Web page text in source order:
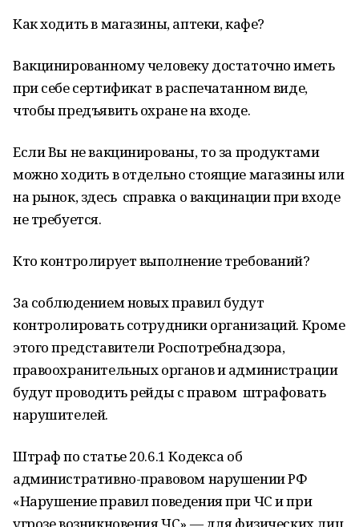
Как ходить в магазины, аптеки, кафе?
Вакцинированному человеку достаточно иметь
при себе сертификат в распечатанном виде,
чтобы предъявить охране на входе.
Если Вы не вакцинированы, то за продуктами
можно ходить в отдельно стоящие магазины или
на рынок, здесь справка о вакцинации при входе
не требуется.
Кто контролирует выполнение требований?
За соблюдением новых правил будут
контролировать сотрудники организаций. Кроме
этого представители Роспотребнадзора,
правоохранительных органов и администрации
будут проводить рейды с правом штрафовать
нарушителей.
Штраф по статье 20.6.1 Кодекса об
административно-правовом нарушении РФ
«Нарушение правил поведения при ЧС и при